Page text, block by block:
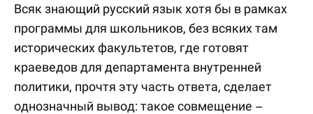
Всяк знающий русский язык хотя бы в рамках
программы для школьников, без всяких там
исторических факультетов, где готовят
краеведов для департамента внутренней
политики, прочтя эту часть ответа, сделает
однозначный вывод: такое совмещение –